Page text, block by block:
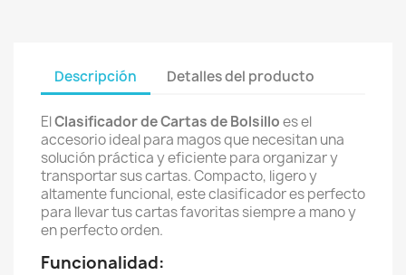
Descripción Detalles del producto
ElClasificador de Cartas de Bolsilloes el
accesorio ideal para magos que necesitan una
solución práctica y eficiente para organizar y
transportar sus cartas. Compacto, ligero y
altamente funcional, este clasificador es perfecto
para llevar tus cartas favoritas siempre a mano y
en perfecto orden.
Funcionalidad: